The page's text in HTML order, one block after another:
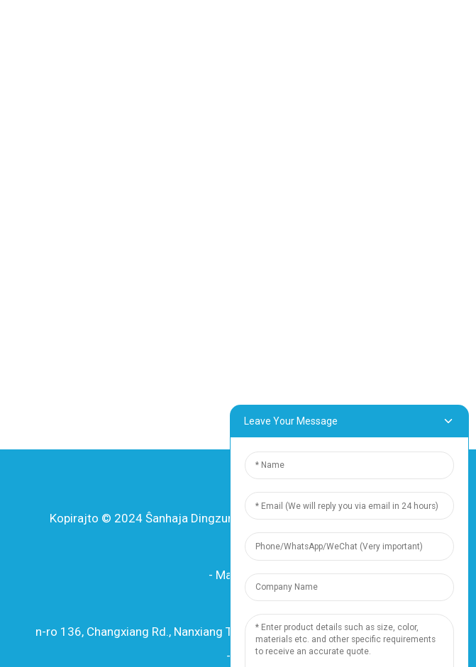
Kopirajto © 2024 Ŝanhaja Dingzun Elektra kaj Kabla Kompanio,
Ltd. Ĉiuj rajtoj rezervitaj
- Mapo de la retejo- Resource
Rimedo
n-ro 136, Changxiang Rd., Nanxiang Town, 201802, Ŝanhajo, Ĉinio
Telefono: +86 18019377761
Leave Your Message